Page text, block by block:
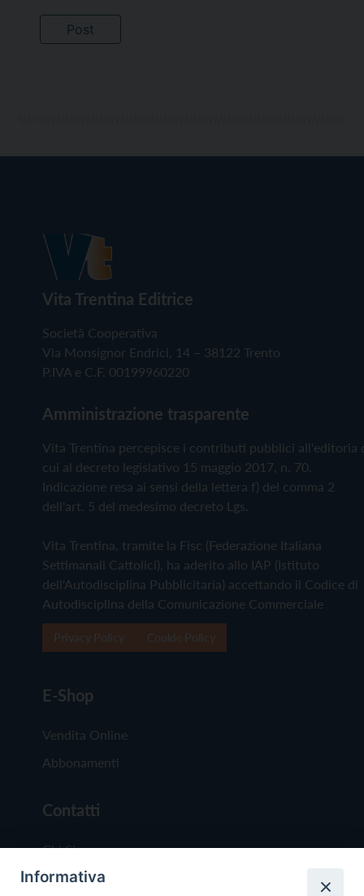
Vita Trentina Editrice
Società Cooperativa
Via Monsignor Endrici, 14 – 38122 Trento
P.IVA e C.F. 00199960220
Amministrazione trasparente
Vita Trentina percepisce i contributi pubblici all'editoria
cui al decreto legislativo 15 maggio 2017, n. 70.
Indicazione resa ai sensi della lettera f) del comma 2
dell'art. 5 del medesimo decreto Lgs.
Vita Trentina, tramite la Fisc (Federazione Italiana
Settimanali Cattolici), ha aderito allo IAP (Istituto
dell'Autodisciplina Pubblicitaria) accettando il Codice di
Autodisciplina della Comunicazione Commerciale
E-Shop
Vendita Online
Abbonamenti
Contatti
Chi Siamo
Redazione
Informativa